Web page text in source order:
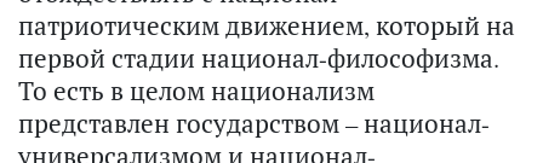
патриотическим движением, который на
первой стадии национал-философизма.
То есть в целом национализм
представлен государством – национал-
универсализмом и национал-